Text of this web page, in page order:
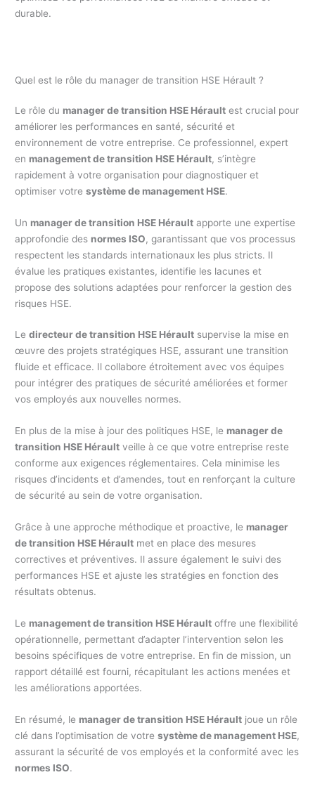
durable.
Quel est le rôle du manager de transition HSE Hérault ?
Le rôle du manager de transition HSE Hérault est crucial pour
améliorer les performances en santé, sécurité et
environnement de votre entreprise. Ce professionnel, expert
en management de transition HSE Hérault, s’intègre
rapidement à votre organisation pour diagnostiquer et
optimiser votresystème de management HSE.
Un manager de transition HSE Hérault apporte une expertise
approfondie des normes ISO, garantissant que vos processus
respectent les standards internationaux les plus stricts. Il
évalue les pratiques existantes, identifie les lacunes et
propose des solutions adaptées pour renforcer la gestion des
risques HSE.
Ledirecteur de transition HSE Hérault supervise la mise en
œuvre des projets stratégiques HSE, assurant une transition
fluide et efficace. Il collabore étroitement avec vos équipes
pour intégrer des pratiques de sécurité améliorées et former
vos employés aux nouvelles normes.
En plus de la mise à jour des politiques HSE, le manager de
transition HSE Hérault veille à ce que votre entreprise reste
conforme aux exigences réglementaires. Cela minimise les
risques d’incidents et d’amendes, tout en renforçant la culture
de sécurité au sein de votre organisation.
Grâce à une approche méthodique et proactive, le manager
de transition HSE Hérault met en place des mesures
correctives et préventives. Il assure également le suivi des
performances HSE et ajuste les stratégies en fonction des
résultats obtenus.
Le management de transition HSE Hérault offre une flexibilité
opérationnelle, permettant d’adapter l’intervention selon les
besoins spécifiques de votre entreprise. En fin de mission, un
rapport détaillé est fourni, récapitulant les actions menées et
les améliorations apportées.
En résumé, le manager de transition HSE Hérault joue un rôle
clé dans l’optimisation de votresystème de management HSE,
assurant la sécurité de vos employés et la conformité avec les
normes ISO.